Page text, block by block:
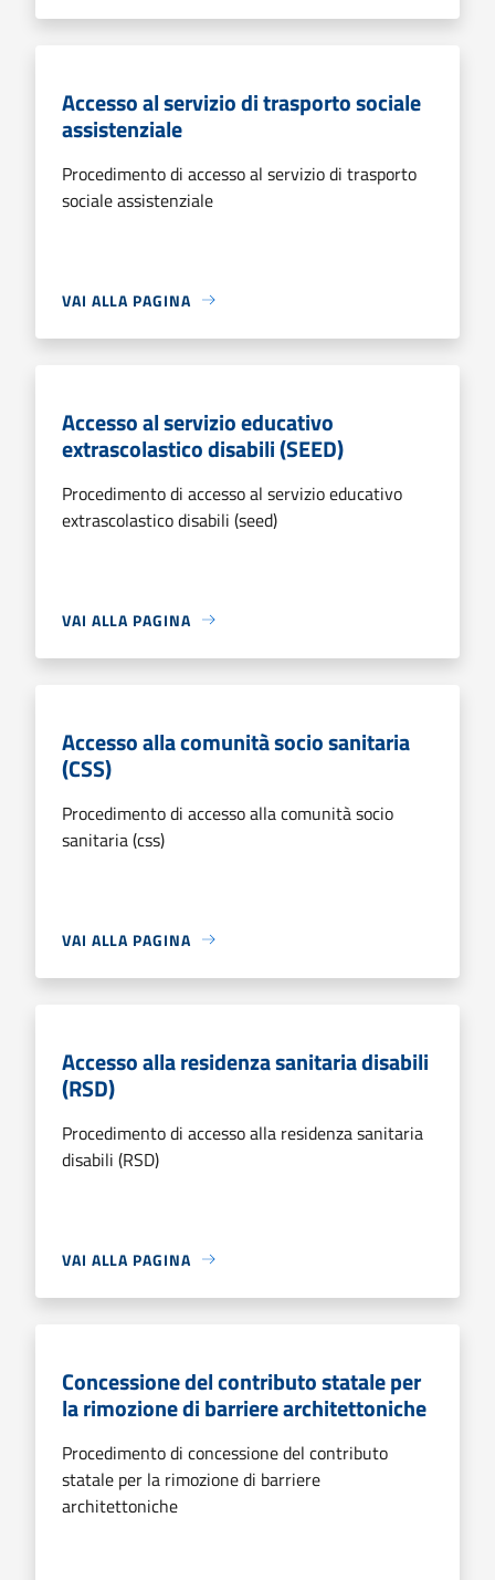
Accesso al servizio di trasporto sociale
assistenziale
Procedimento di accesso al servizio di trasporto
sociale assistenziale
VAI ALLA PAGINA
Accesso al servizio educativo
extrascolastico disabili (SEED)
Procedimento di accesso al servizio educativo
extrascolastico disabili (seed)
VAI ALLA PAGINA
Accesso alla comunità socio sanitaria
(CSS)
Procedimento di accesso alla comunità socio
sanitaria (css)
VAI ALLA PAGINA
Accesso alla residenza sanitaria disabili
(RSD)
Procedimento di accesso alla residenza sanitaria
disabili (RSD)
VAI ALLA PAGINA
Concessione del contributo statale per
la rimozione di barriere architettoniche
Procedimento di concessione del contributo
statale per la rimozione di barriere
architettoniche